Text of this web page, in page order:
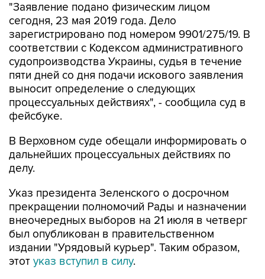
"Заявление подано физическим лицом
сегодня, 23 мая 2019 года. Дело
зарегистрировано под номером 9901/275/19. В
соответствии с Кодексом административного
судопроизводства Украины, судья в течение
пяти дней со дня подачи искового заявления
выносит определение о следующих
процессуальных действиях", - сообщила суд в
фейсбуке.
В Верховном суде обещали информировать о
дальнейших процессуальных действиях по
делу.
Указ президента Зеленского о досрочном
прекращении полномочий Рады и назначении
внеочередных выборов на 21 июля в четверг
был опубликован в правительственном
издании "Урядовый курьер". Таким образом,
этот указ вступил в силу.